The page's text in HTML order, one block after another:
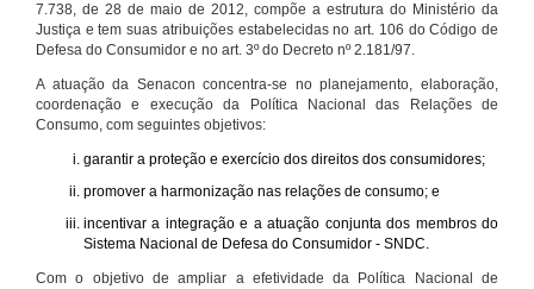
7.738, de 28 de maio de 2012, compõe a estrutura do Ministério da
Justiça e tem suas atribuições estabelecidas no art. 106 do Código de
Defesa do Consumidor e no art. 3º do Decreto nº 2.181/97.
A atuação da Senacon concentra-se no planejamento, elaboração,
coordenação e execução da Política Nacional das Relações de
Consumo, com seguintes objetivos:
garantir a proteção e exercício dos direitos dos consumidores;
promover a harmonização nas relações de consumo; e
incentivar a integração e a atuação conjunta dos membros do
Sistema Nacional de Defesa do Consumidor - SNDC.
Com o objetivo de ampliar a efetividade da Política Nacional de